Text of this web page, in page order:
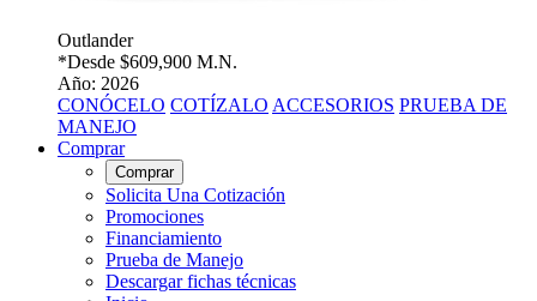
Outlander
*Desde $609,900 M.N.
Año: 2026
CONÓCELO COTÍZALO ACCESORIOS PRUEBA DE
MANEJO
Comprar
Comprar
Solicita Una Cotización
Promociones
Financiamiento
Prueba de Manejo
Descargar fichas técnicas